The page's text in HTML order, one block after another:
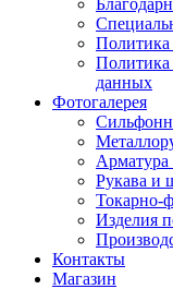
Политика
Политика
данных
Фотогалерея
Арматура
Рукава и
Токарно-
Изделия
Контакты
Магазин